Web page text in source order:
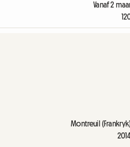
Vanaf 2
Montreuil